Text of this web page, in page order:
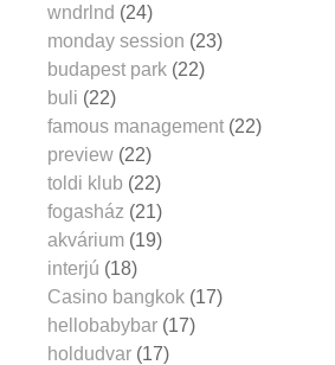
wndrlnd (24)
monday session (23)
budapest park (22)
buli (22)
famous management (22)
preview (22)
toldi klub (22)
fogasház (21)
akvárium (19)
interjú (18)
Casino bangkok (17)
hellobabybar (17)
holdudvar (17)